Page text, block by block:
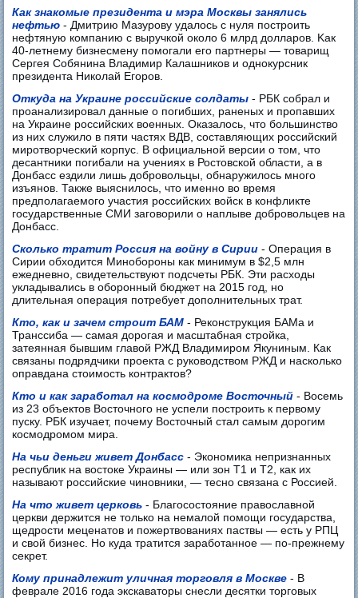
Как знакомые президента и мэра Москвы занялись
нефтью - Дмитрию Мазурову удалось с нуля построить
нефтяную компанию c выручкой около 6 млрд долларов. Kак
40-летнему бизнесмену помогали его партнеры — товарищ
Сергея Собянина Владимир Калашников и однокурсник
президента Николай Егоров.
Откуда на Украине российские солдаты - РБК собрал и
проанализировал данные о погибших, раненых и пропавших
на Украине российских военных. Оказалось, что большинство
из них служило в пяти частях ВДВ, составляющих российский
миротворческий корпус. В официальной версии о том, что
десантники погибали на учениях в Ростовской области, а в
Донбасс ездили лишь добровольцы, обнаружилось много
изъянов. Также выяснилось, что именно во время
предполагаемого участия российских войск в конфликте
государственные СМИ заговорили о наплыве добровольцев на
Донбасс.
Сколько тратит Россия на войну в Сирии - Операция в
Сирии обходится Минобороны как минимум в $2,5 млн
ежедневно, свидетельствуют подсчеты РБК. Эти расходы
укладывались в оборонный бюджет на 2015 год, но
длительная операция потребует дополнительных трат.
Кто, как и зачем строит БАМ - Реконструкция БАМа и
Транссиба — самая дорогая и масштабная стройка,
затеянная бывшим главой РЖД Владимиром Якуниным. Как
связаны подрядчики проекта с руководством РЖД и насколько
оправдана стоимость контрактов?
Кто и как заработал на космодроме Восточный - Восемь
из 23 объектов Восточного не успели построить к первому
пуску. РБК изучает, почему Восточный стал самым дорогим
космодромом мира.
На чьи деньги живет Донбасс - Экономика непризнанных
республик на востоке Украины — или зон Т1 и Т2, как их
называют российские чиновники, — тесно связана с Россией.
На что живет церковь - Благосостояние православной
церкви держится не только на немалой помощи государства,
щедрости меценатов и пожертвованиях паствы — есть у РПЦ
и свой бизнес. Но куда тратится заработанное — по-прежнему
секрет.
Кому принадлежит уличная торговля в Москве - В
феврале 2016 года экскаваторы снесли десятки торговых